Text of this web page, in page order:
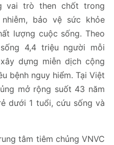
vai trò then chốt trong
bảo vệ sức khỏe
lượng cuộc sống. Theo
4,4 triệu người mỗi
dựng miễn dịch cộng
bệnh nguy hiểm. Tại Việt
mở rộng suốt 43 năm
dưới 1 tuổi, cứu sống và
tâm tiêm chủng VNVC